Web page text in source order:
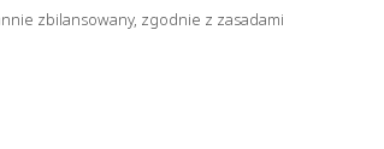
zbilansowany, zgodnie z zasadami